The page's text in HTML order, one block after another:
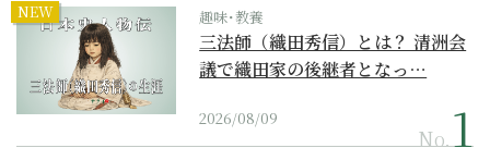
NEW 趣味･教養
三法師（織田秀信）とは？ 清洲会
議で織田家の後継者となっ…
2026/08/09
No.